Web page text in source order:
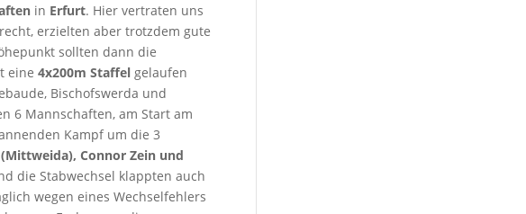
in Erfurt. Hier vertraten uns
erzielten aber trotzdem gute
sollten dann die
eine 4x200m Staffelgelaufen
Bischofswerda und
6 Mannschaften, am Start am
Kampf um die 3
Connor Zein und
die Stabwechsel klappten auch
wegen eines Wechselfehlers